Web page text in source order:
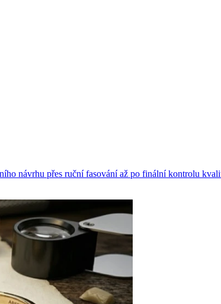
návrhu přes ruční fasování až po finální kontrolu